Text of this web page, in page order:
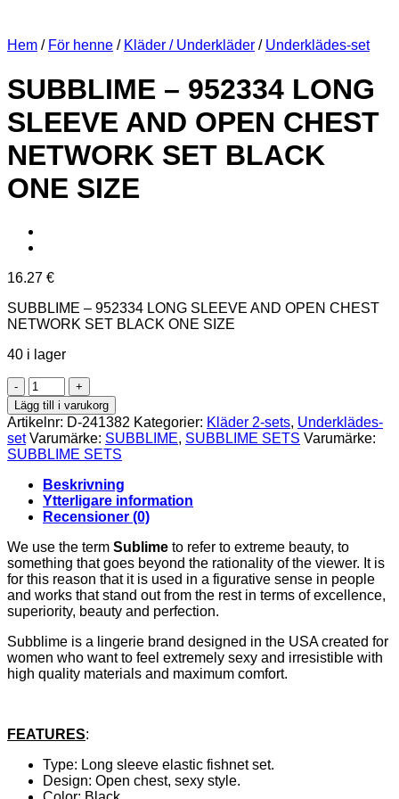
Hem / För henne / Kläder / Underkläder / Underklädes-set
SUBBLIME – 952334 LONG
SLEEVE AND OPEN CHEST
NETWORK SET BLACK
ONE SIZE
16.27 €
SUBBLIME – 952334 LONG SLEEVE AND OPEN CHEST
NETWORK SET BLACK ONE SIZE
40 i lager
SUBBLIME
-
952334
LONG
SLEEVE
AND
OPEN
CHEST
NETWORK
SET
BLACK
ONE
SIZE
mängd
Lägg till i varukorg
Artikelnr: D-241382 Kategorier: Kläder 2-sets, Underklädes-
set Varumärke: SUBBLIME, SUBBLIME SETS Varumärke:
SUBBLIME SETS
Beskrivning
Ytterligare information
Recensioner (0)
We use the term Sublime to refer to extreme beauty, to
something that goes beyond the rationality of the viewer. It is
for this reason that it is used in a figurative sense in people
and works that stand out from the rest in terms of excellence,
superiority, beauty and perfection.
Subblime is a lingerie brand designed in the USA created for
women who want to feel extremely sexy and irresistible with
high quality materials and maximum comfort.
FEATURES:
Type: Long sleeve elastic fishnet set.
Design: Open chest, sexy style.